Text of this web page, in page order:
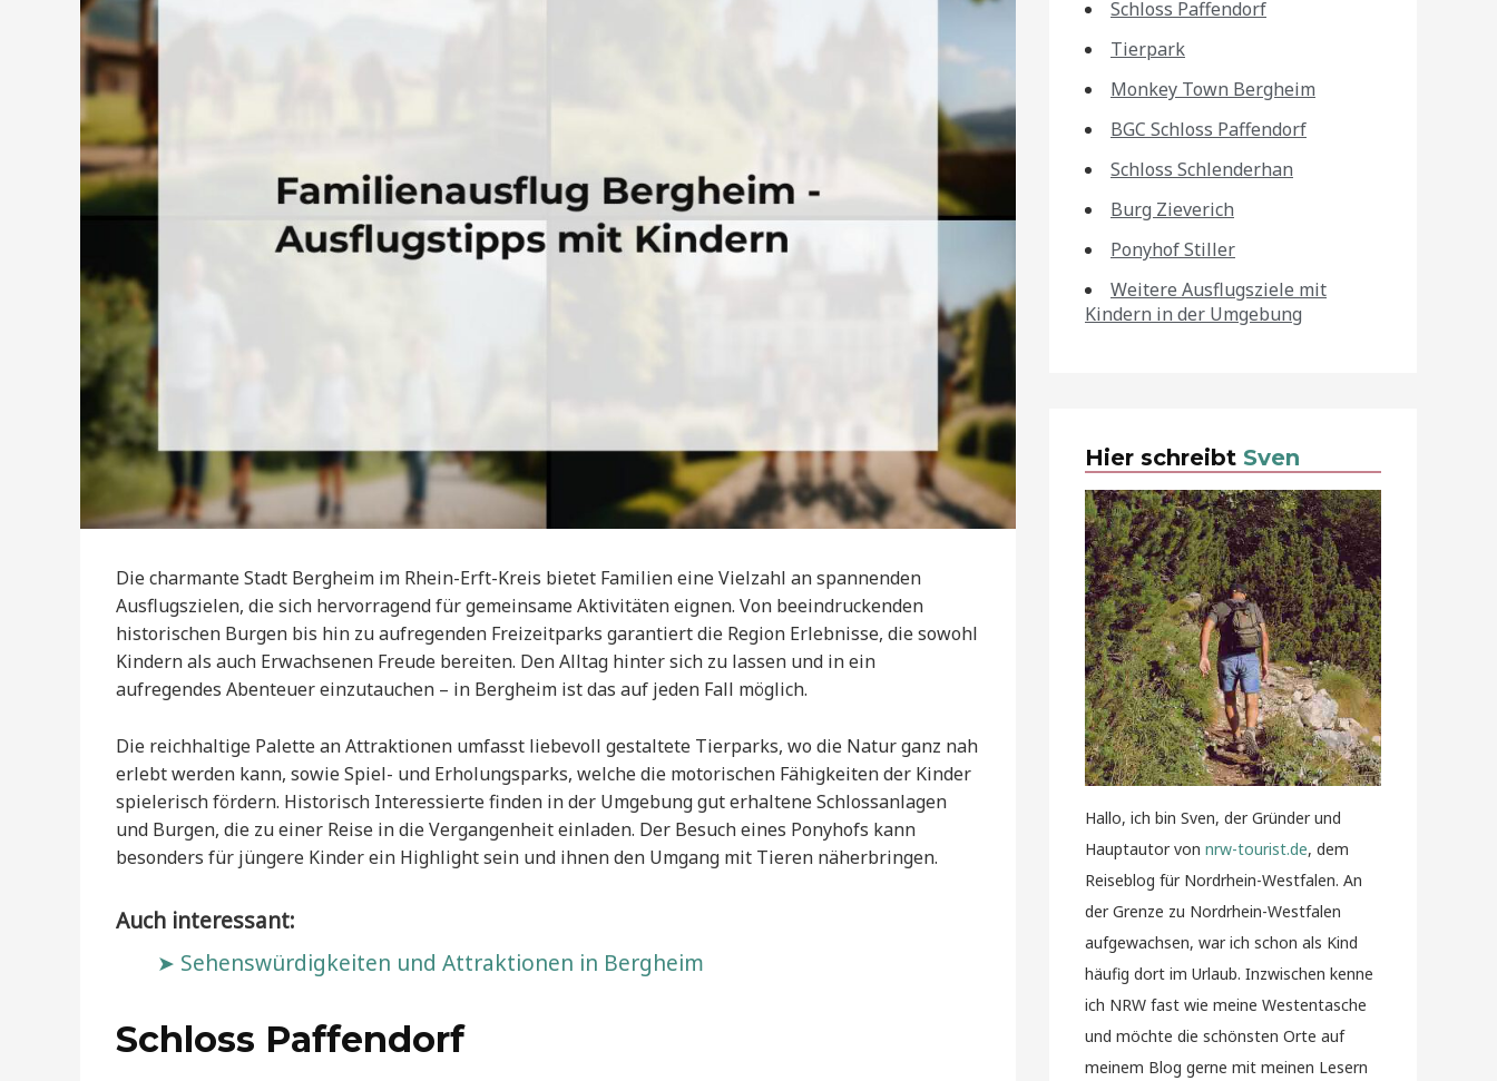
Die charmante Stadt Bergheim im Rhein-Erft-Kreis bietet Familien eine Vielzahl an spannenden
Ausflugszielen, die sich hervorragend für gemeinsame Aktivitäten eignen. Von beeindruckenden
historischen Burgen bis hin zu aufregenden Freizeitparks garantiert die Region Erlebnisse, die sowohl
Kindern als auch Erwachsenen Freude bereiten. Den Alltag hinter sich zu lassen und in ein
aufregendes Abenteuer einzutauchen – in Bergheim ist das auf jeden Fall möglich.
Die reichhaltige Palette an Attraktionen umfasst liebevoll gestaltete Tierparks, wo die Natur ganz nah
erlebt werden kann, sowie Spiel- und Erholungsparks, welche die motorischen Fähigkeiten der Kinder
spielerisch fördern. Historisch Interessierte finden in der Umgebung gut erhaltene Schlossanlagen
und Burgen, die zu einer Reise in die Vergangenheit einladen. Der Besuch eines Ponyhofs kann
besonders für jüngere Kinder ein Highlight sein und ihnen den Umgang mit Tieren näherbringen.
Auch interessant:
Sehenswürdigkeiten und Attraktionen in Bergheim
Schloss Paffendorf
Schloss Paffendorf
Tierpark
Monkey Town Bergheim
BGC Schloss Paffendorf
Schloss Schlenderhan
Burg Zieverich
Ponyhof Stiller
Weitere Ausflugsziele mit
Kindern in der Umgebung
Hier schreibt Sven
Hallo, ich bin Sven, der Gründer und
Hauptautor von nrw-tourist.de, dem
Reiseblog für Nordrhein-Westfalen. An
der Grenze zu Nordrhein-Westfalen
aufgewachsen, war ich schon als Kind
häufig dort im Urlaub. Inzwischen kenne
ich NRW fast wie meine Westentasche
und möchte die schönsten Orte auf
meinem Blog gerne mit meinen Lesern